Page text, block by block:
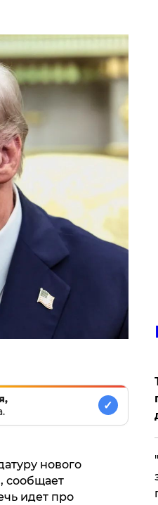
✓
нового
сообщает
идет про